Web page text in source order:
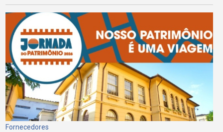
Fornecedores